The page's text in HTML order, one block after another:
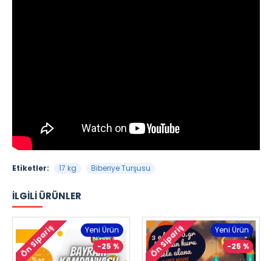
Etiketler: 17 kg Biberiye Turşusu
İLGILI ÜRÜNLER
Yeni Ürün
-25 %
Ön Sipariş
Yeni Ürün
-25 %
Ön Sipariş